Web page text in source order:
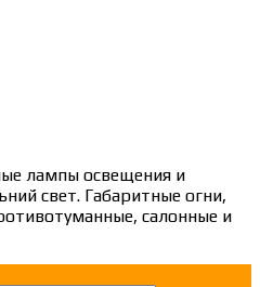
лампы освещения и
свет. Габаритные огни,
салонные и